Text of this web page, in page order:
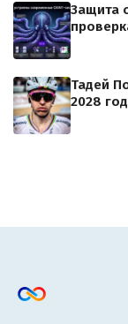
Защита
Тадей
2028